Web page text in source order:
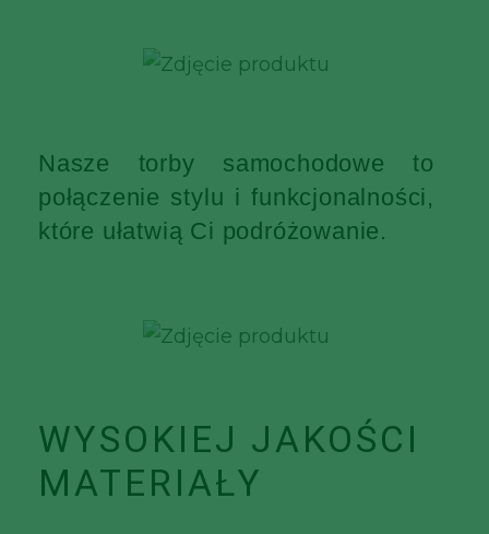
Nasze torby samochodowe to
połączenie stylu i funkcjonalności,
które ułatwią Ci podróżowanie.
WYSOKIEJ JAKOŚCI
MATERIAŁY